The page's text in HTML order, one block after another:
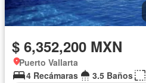
$ 6,352,200 MXN
Puerto Vallarta
4 Recámaras
3.5 Baños